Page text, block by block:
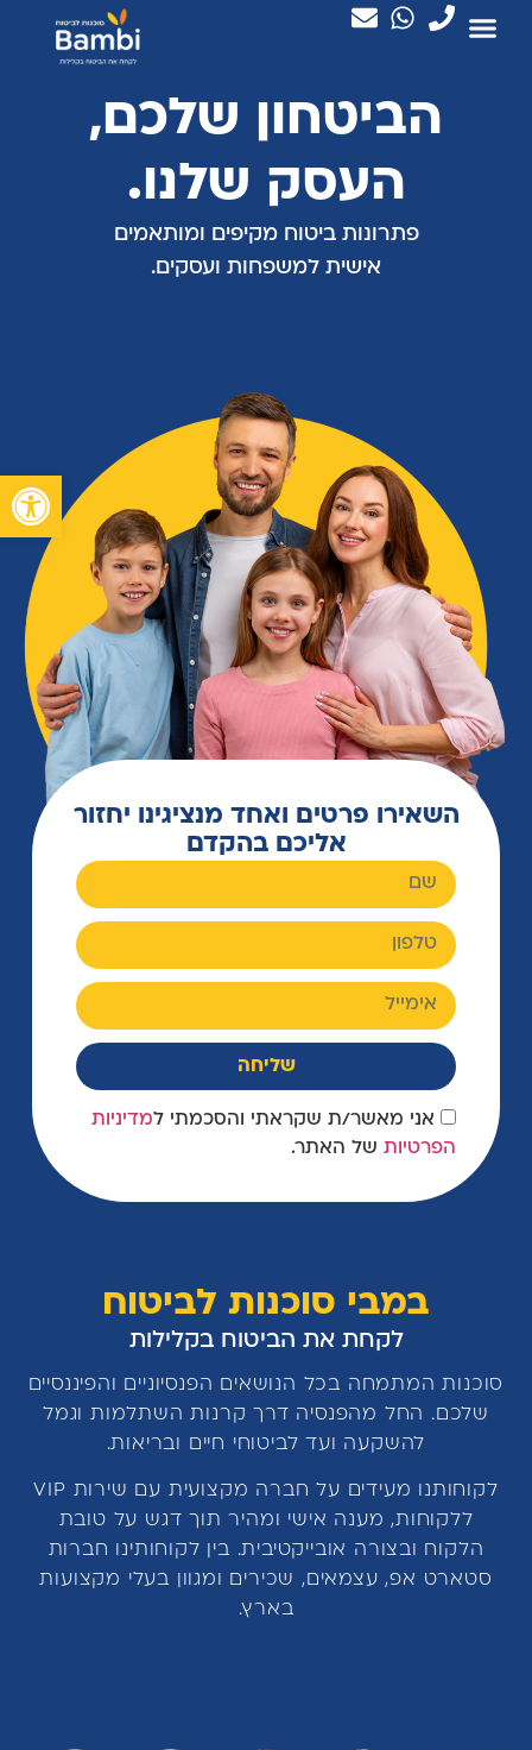
פתח
הביטחון שלכם,
העסק שלנו.
פתרונות ביטוח מקיפים ומותאמים
אישית למשפחות ועסקים.
השאירו פרטים ואחד מנציגינו יחזור
אליכם בהקדם
אני מאשר/ת שקראתי והסכמתי למדיניות
הפרטיות של האתר.
שליחה
במבי סוכנות לביטוח
לקחת את הביטוח בקלילות
סוכנות המתמחה בכל הנושאים הפנסיוניים והפיננסיים
שלכם. החל מהפנסיה דרך קרנות השתלמות וגמל
להשקעה ועד לביטוחי חיים ובריאות.
לקוחותנו מעידים על חברה מקצועית עם שירות VIP
ללקוחות, מענה אישי ומהיר תוך דגש על טובת
הלקוח ובצורה אובייקטיבית. בין לקוחותינו חברות
סטארט אפ, עצמאים, שכירים ומגוון בעלי מקצועות
בארץ.